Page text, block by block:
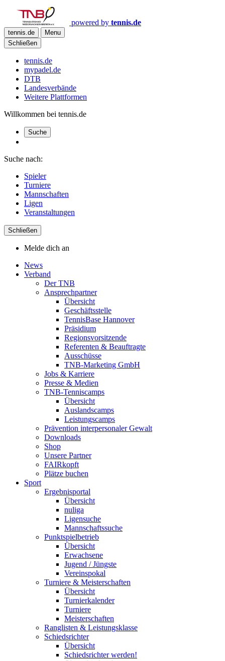
powered by tennis.de
tennis.de
Menu
Schließen
tennis.de
mypadel.de
DTB
Landesverbände
Weitere Plattformen
Willkommen bei tennis.de
Suche
Suche nach:
Spieler
Turniere
Mannschaften
Ligen
Veranstaltungen
Schließen
Melde dich an
News
Verband
Der TNB
Ansprechpartner
Übersicht
Geschäftsstelle
TennisBase Hannover
Präsidium
Regionsvorsitzende
Referenten & Beauftragte
Ausschüsse
TNB-Marketing GmbH
Jobs & Karriere
Presse & Medien
TNB-Tenniscamps
Übersicht
Auslandscamps
Leistungscamps
Prävention interpersonaler Gewalt
Downloads
Shop
Unsere Partner
FAIRkopft
Plätze buchen
Sport
Ergebnisportal
Übersicht
nuliga
Ligensuche
Mannschaftssuche
Punktspielbetrieb
Übersicht
Erwachsene
Jugend / Jüngste
Vereinspokal
Turniere & Meisterschaften
Übersicht
Turnierkalender
Turniere
Meisterschaften
Ranglisten & Leistungsklasse
Schiedsrichter
Übersicht
Schiedsrichter werden!